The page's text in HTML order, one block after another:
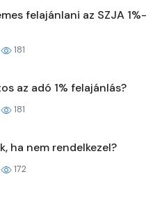
felajánlani az SZJA 1%-
181
az adó 1% felajánlás?
181
ha nem rendelkezel?
172